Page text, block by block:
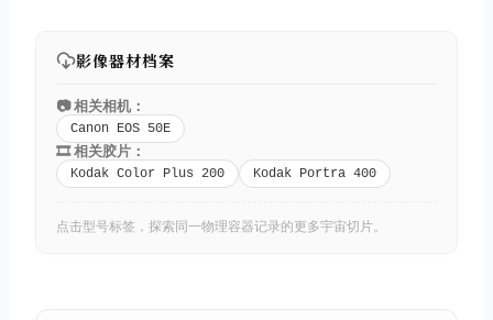
影像器材档案
📷 相关相机：
Canon EOS 50E
🎞️ 相关胶片：
Kodak Color Plus 200 Kodak Portra 400
点击型号标签，探索同一物理容器记录的更多宇宙切片。